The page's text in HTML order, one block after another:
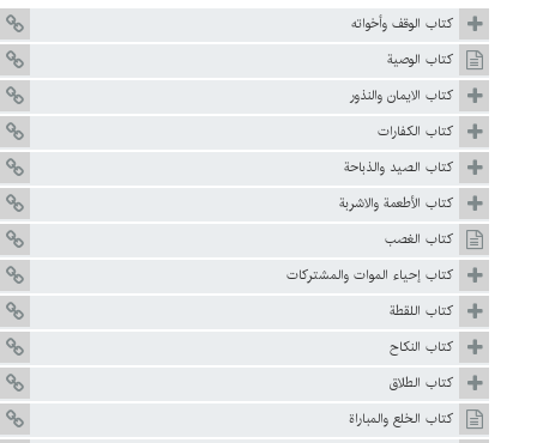
كتاب الوقف وأخواته
كتاب الوصية
كتاب الايمان والنذور
كتاب الكفارات
كتاب الصيد والذباحة
كتاب الأطعمة والاشربة
كتاب الغصب
كتاب إحياء الموات والمشتركات
كتاب اللقطة
كتاب النكاح
كتاب الطلاق
كتاب الخلع والمباراة